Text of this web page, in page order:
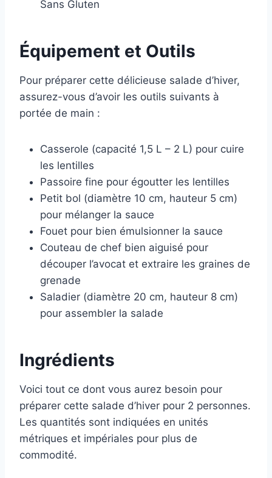
Sans Gluten
Équipement et Outils
Pour préparer cette délicieuse salade d’hiver,
assurez-vous d’avoir les outils suivants à
portée de main :
Casserole (capacité 1,5 L – 2 L) pour cuire
les lentilles
Passoire fine pour égoutter les lentilles
Petit bol (diamètre 10 cm, hauteur 5 cm)
pour mélanger la sauce
Fouet pour bien émulsionner la sauce
Couteau de chef bien aiguisé pour
découper l’avocat et extraire les graines de
grenade
Saladier (diamètre 20 cm, hauteur 8 cm)
pour assembler la salade
Ingrédients
Voici tout ce dont vous aurez besoin pour
préparer cette salade d’hiver pour 2 personnes.
Les quantités sont indiquées en unités
métriques et impériales pour plus de
commodité.